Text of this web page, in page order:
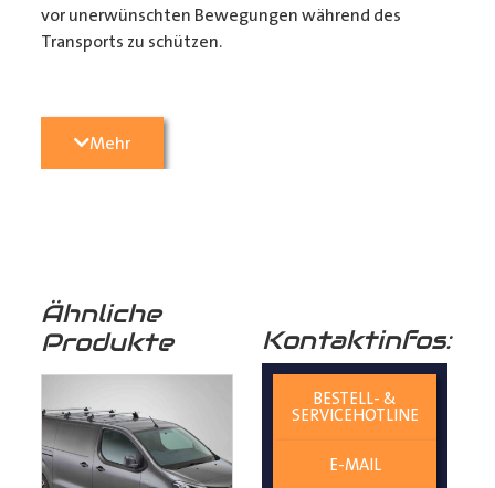
vor unerwünschten Bewegungen während des
Transports zu schützen.
3. Passgenauigkeit:
präzise konturgefräst, um perfekt in Ihren
4. Langlebigkeit:Birkenschichtholz ist von Natur aus
resistent gegen Feuchtigkeit und Pilze, was
die Lebensdauer Ihres
Laderaumbodensverlängert
und Ihren
Mehr
Ähnliche
Produkte
Kontaktinfos:
BESTELL- &
SERVICEHOTLINE
E-MAIL